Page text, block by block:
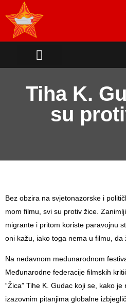
Tiha K.
su
Bez obzira na svjetonazorske i
mom filmu, svi su protiv žice.
migrante i pritom koriste paravojnu
oni kažu, iako toga nema u filmu, da
Na nedavnom međunarodnom
Međunarodne federacije filmskih
“Žica” Tihe K. Gudac koji se, kako
izazovnim pitanjima globalne